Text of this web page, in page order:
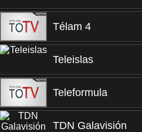
Télam 4
Teleislas
Teleformula
TDN Galavisión